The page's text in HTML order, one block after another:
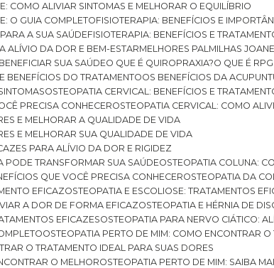
COMO ALIVIAR SINTOMAS E MELHORAR O EQUILÍBRIO
O GUIA COMPLETO
FISIOTERAPIA: BENEFÍCIOS E
A SUA SAÚDE FISIOTERAPIA: BENEFÍCIOS E
ALÍVIO DA DOR E BEM-ESTAR
MELHORES PALMILHAS
SUA SAÚDE
O QUE É QUIROPRAXIA?
O QUE É
BENEFÍCIOS DO TRATAMENTO
OS BENEFÍCIOS DA
OSTEOPATIA CERVICAL: BENEFÍCIOS E
PRECISA CONHECER
OSTEOPATIA CERVICAL: COMO
E MELHORAR A QUALIDADE DE VIDA
E MELHORAR SUA QUALIDADE DE VIDA
PARA ALÍVIO DA DOR E RIGIDEZ
PODE TRANSFORMAR SUA SAÚDE
OSTEOPATIA COLUNA:
QUE VOCÊ PRECISA CONHECER
OSTEOPATIA DA
EFICAZ
OSTEOPATIA E ESCOLIOSE: TRATAMENTOS
A DOR DE FORMA EFICAZ
OSTEOPATIA E HÉRNIA DE
EFICAZES
OSTEOPATIA PARA NERVO CIÁTICO:
OSTEOPATIA PERTO DE MIM: COMO ENCONTRAR
O TRATAMENTO IDEAL PARA SUAS DORES
O MELHOR
OSTEOPATIA PERTO DE MIM: SAIBA